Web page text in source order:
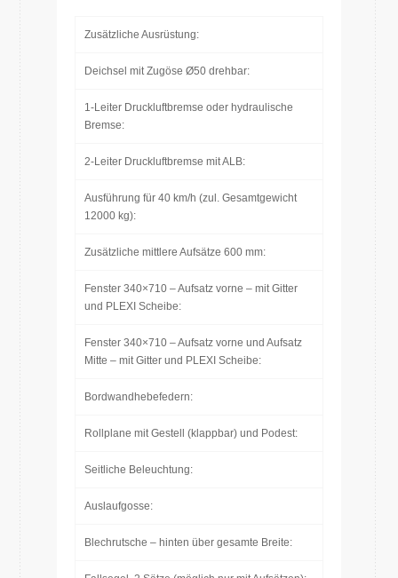
Zusätzliche Ausrüstung:
Deichsel mit Zugöse Ø50 drehbar:
1-Leiter Druckluftbremse oder hydraulische
Bremse:
2-Leiter Druckluftbremse mit ALB:
Ausführung für 40 km/h (zul. Gesamtgewicht
12000 kg):
Zusätzliche mittlere Aufsätze 600 mm:
Fenster 340×710 – Aufsatz vorne – mit Gitter
und PLEXI Scheibe:
Fenster 340×710 – Aufsatz vorne und Aufsatz
Mitte – mit Gitter und PLEXI Scheibe:
Bordwandhebefedern:
Rollplane mit Gestell (klappbar) und Podest:
Seitliche Beleuchtung:
Auslaufgosse:
Blechrutsche – hinten über gesamte Breite: